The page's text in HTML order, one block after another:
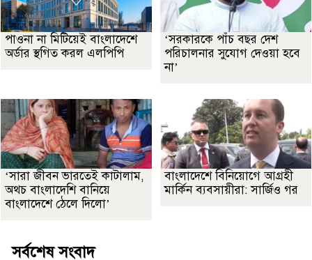
পাওনা না মিটিয়েই বাংলাদেশে
অর্ডার স্থগিত করল এলপিপি
‘সরকারকে পাঁচ বছর দেশ
পরিচালনার সুযোগ দেওয়া হবে
না’
‘সারা জীবন ভারতেই কাটালাম,
অথচ বাংলাদেশি বানিয়ে
বাংলাদেশে ঠেলে দিলো’
বাংলাদেশে বিনিয়োগে আগ্রহী
মার্কিন ব্যবসায়ীরা: সার্জিও গর
সর্বশেষ সংবাদ